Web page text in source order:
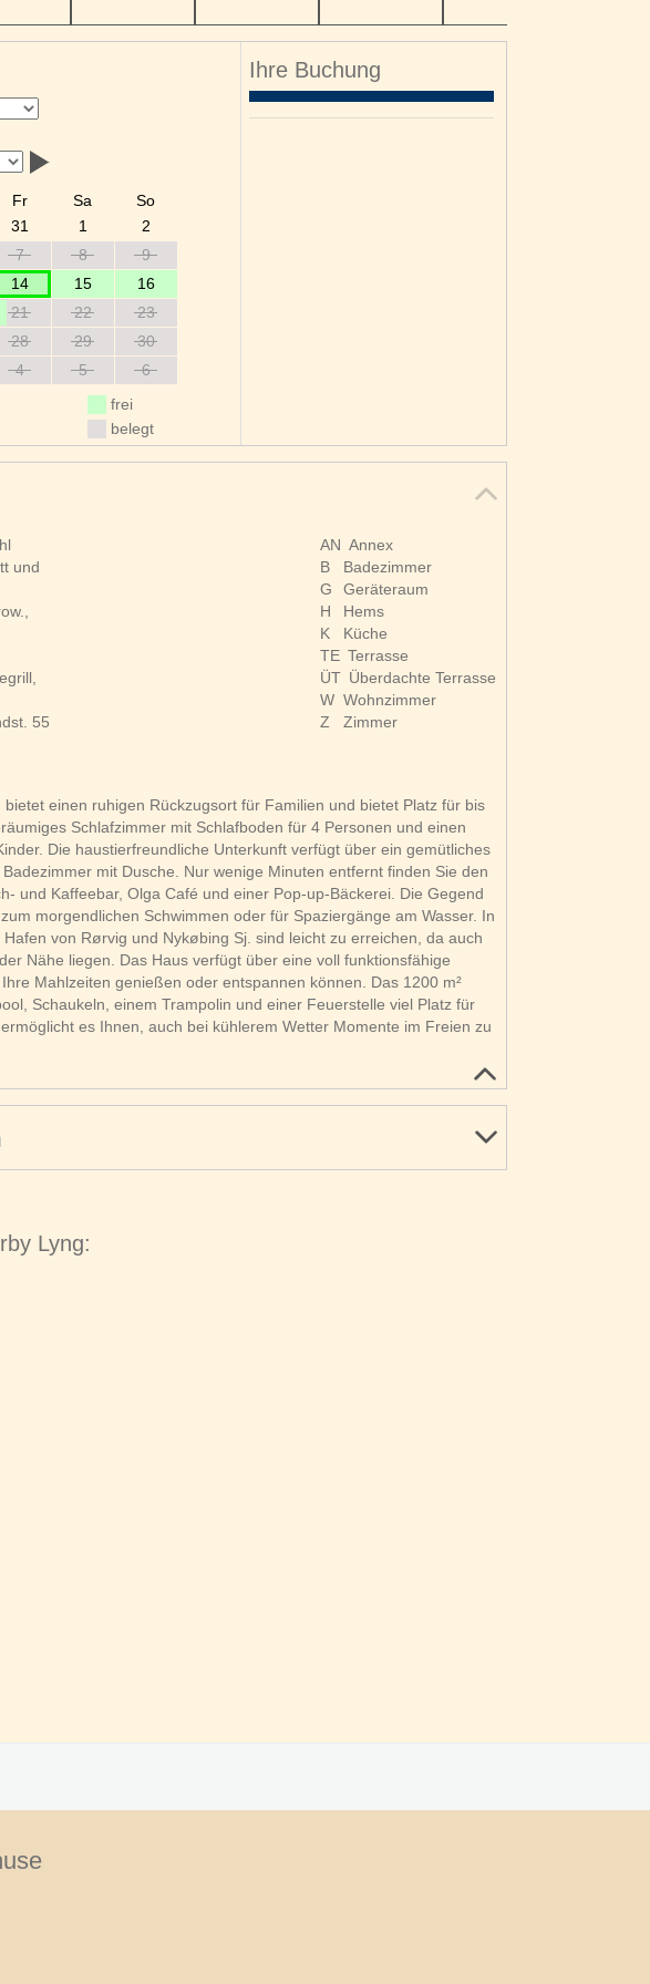
Fr Sa
So
31 1
2
7 8
9
14 15
16
21 22
23
28 29
30
4 5
6
frei
belegt
Ihre Buchung
AN Annex
B
Badezimmer
G
Geräteraum
H
Hems
K
Küche
TE Terrasse
ÜT Überdachte Terrasse
W Wohnzimmer
Z
Zimmer
und
55
einen ruhigen Rückzugsort für Familien und bietet Platz für bis
Schlafzimmer mit Schlafboden für 4 Personen und einen
Die haustierfreundliche Unterkunft verfügt über ein gemütliches
mit Dusche. Nur wenige Minuten entfernt finden Sie den
und Kaffeebar, Olga Café und einer Pop-up-Bäckerei. Die Gegend
morgendlichen Schwimmen oder für Spaziergänge am Wasser. In
von Rørvig und Nykøbing Sj. sind leicht zu erreichen, da auch
Nähe liegen. Das Haus verfügt über eine voll funktionsfähige
Mahlzeiten genießen oder entspannen können. Das 1200 m²
Schaukeln, einem Trampolin und einer Feuerstelle viel Platz für
es Ihnen, auch bei kühlerem Wetter Momente im Freien zu
Lyng: